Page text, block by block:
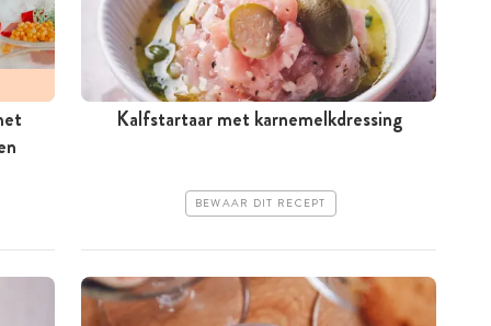
Kalfstartaar met karnemelkdressing
BEWAAR DIT RECEPT